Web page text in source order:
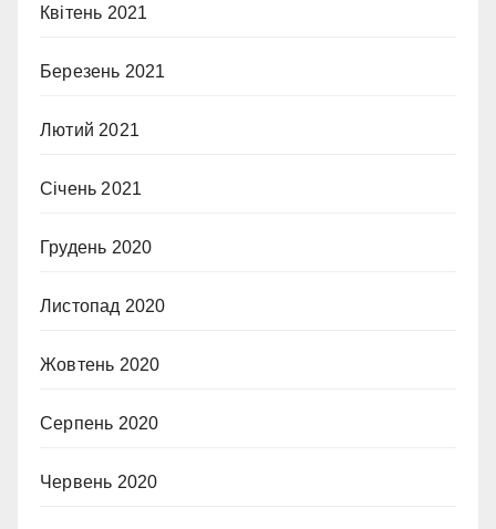
Квітень 2021
Березень 2021
Лютий 2021
Січень 2021
Грудень 2020
Листопад 2020
Жовтень 2020
Серпень 2020
Червень 2020